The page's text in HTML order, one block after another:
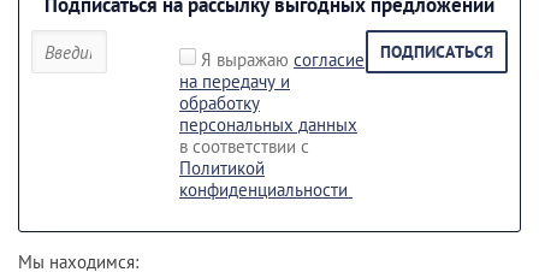
Я выражаю согласие
на передачу и
обработку
персональных данных
в соответствии с
Политикой
конфиденциальности
ПОДПИСАТЬСЯ
Мы находимся: